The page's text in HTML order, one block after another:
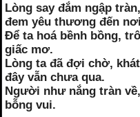
Lòng say đắm ngập
đem yêu thương đến
Để ta hoá bềnh bồng,
giấc mơ.
Lòng ta đã đợi chờ,
đây vẫn chưa qua.
Người như nắng tràn
bỗng vui.